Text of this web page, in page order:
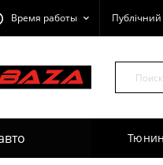
Время работы Публічний